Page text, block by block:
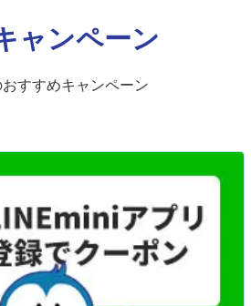
ャンペーン
すすめキャンペーン